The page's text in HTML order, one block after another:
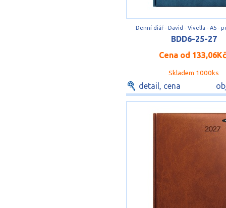
Denní diář - David - Vivella - A5 -
BDD6-25-27
Cena od 133,06Kč
Skladem 1000ks
detail, cena